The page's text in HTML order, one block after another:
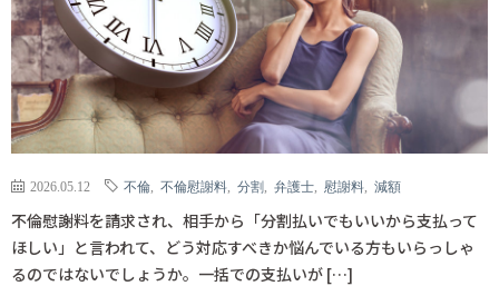
2026.05.12 不倫 不倫慰謝料 分割 弁護士 慰謝料 減額
不倫慰謝料を請求され、相手から「分割払いでもいいから支払って
ほしい」と言われて、どう対応すべきか悩んでいる方もいらっしゃ
るのではないでしょうか。一括での支払いが […]